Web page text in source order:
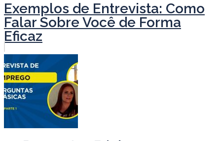
Exemplos de Entrevista: Como
Falar Sobre Você de Forma
Eficaz